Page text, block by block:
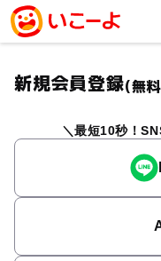
新規会員登録(無
最短10秒！